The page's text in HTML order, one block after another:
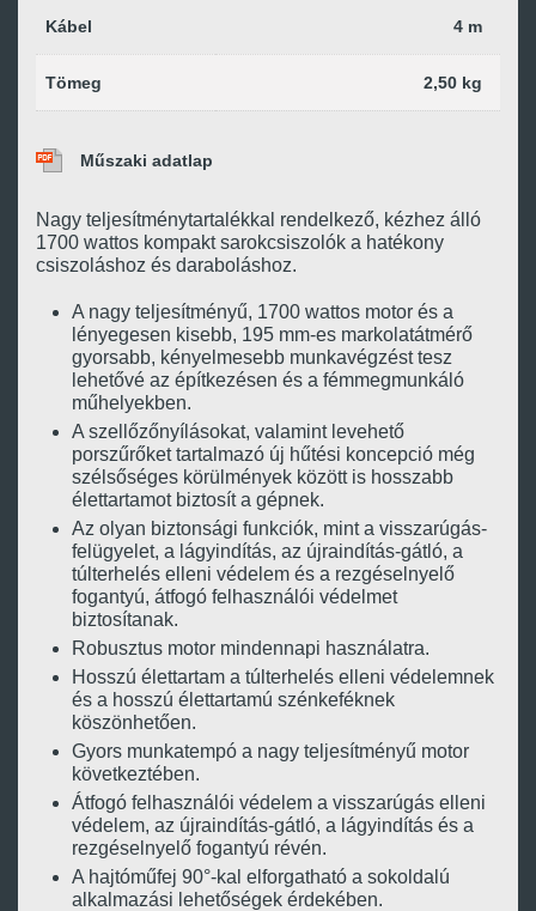
Kábel 4 m
Tömeg 2,50 kg
Műszaki adatlap
Nagy teljesítménytartalékkal rendelkező, kézhez álló
1700 wattos kompakt sarokcsiszolók a hatékony
csiszoláshoz és daraboláshoz.
A nagy teljesítményű, 1700 wattos motor és a
lényegesen kisebb, 195 mm-es markolatátmérő
gyorsabb, kényelmesebb munkavégzést tesz
lehetővé az építkezésen és a fémmegmunkáló
műhelyekben.
A szellőzőnyílásokat, valamint levehető
porszűrőket tartalmazó új hűtési koncepció még
szélsőséges körülmények között is hosszabb
élettartamot biztosít a gépnek.
Az olyan biztonsági funkciók, mint a visszarúgás-
felügyelet, a lágyindítás, az újraindítás-gátló, a
túlterhelés elleni védelem és a rezgéselnyelő
fogantyú, átfogó felhasználói védelmet
biztosítanak.
Robusztus motor mindennapi használatra.
Hosszú élettartam a túlterhelés elleni védelemnek
és a hosszú élettartamú szénkeféknek
köszönhetően.
Gyors munkatempó a nagy teljesítményű motor
következtében.
Átfogó felhasználói védelem a visszarúgás elleni
védelem, az újraindítás-gátló, a lágyindítás és a
rezgéselnyelő fogantyú révén.
A hajtóműfej 90°-kal elforgatható a sokoldalú
alkalmazási lehetőségek érdekében.